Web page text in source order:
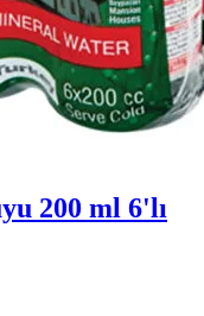
200 ml 6'lı